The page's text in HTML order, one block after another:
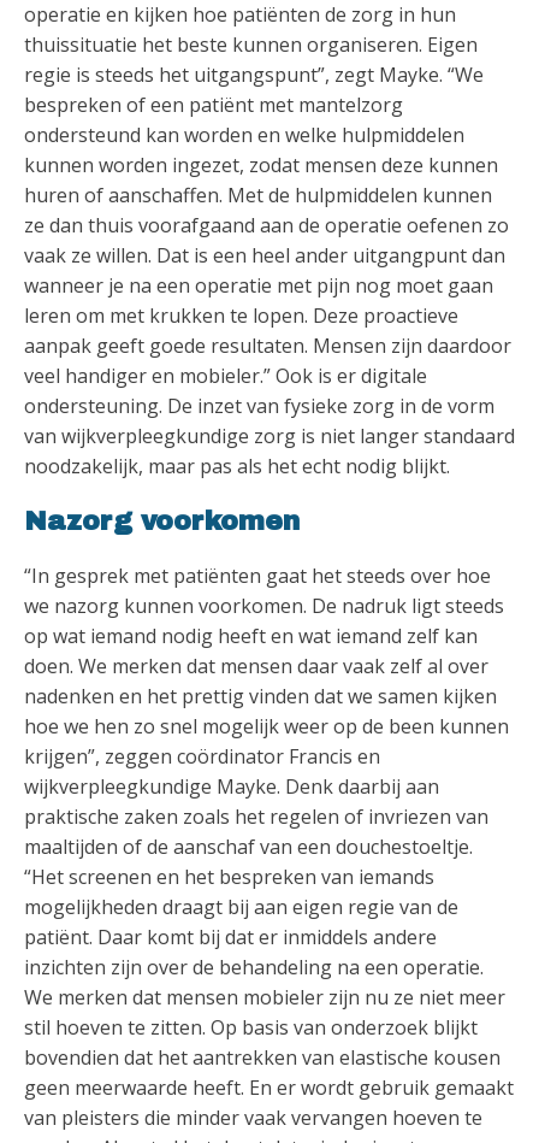
operatie en kijken hoe patiënten de zorg in hun
thuissituatie het beste kunnen organiseren. Eigen
regie is steeds het uitgangspunt”, zegt Mayke. “We
bespreken of een patiënt met mantelzorg
ondersteund kan worden en welke hulpmiddelen
kunnen worden ingezet, zodat mensen deze kunnen
huren of aanschaffen. Met de hulpmiddelen kunnen
ze dan thuis voorafgaand aan de operatie oefenen zo
vaak ze willen. Dat is een heel ander uitgangpunt dan
wanneer je na een operatie met pijn nog moet gaan
leren om met krukken te lopen. Deze proactieve
aanpak geeft goede resultaten. Mensen zijn daardoor
veel handiger en mobieler.” Ook is er digitale
ondersteuning. De inzet van fysieke zorg in de vorm
van wijkverpleegkundige zorg is niet langer standaard
noodzakelijk, maar pas als het echt nodig blijkt.
Nazorg voorkomen
“In gesprek met patiënten gaat het steeds over hoe
we nazorg kunnen voorkomen. De nadruk ligt steeds
op wat iemand nodig heeft en wat iemand zelf kan
doen. We merken dat mensen daar vaak zelf al over
nadenken en het prettig vinden dat we samen kijken
hoe we hen zo snel mogelijk weer op de been kunnen
krijgen”, zeggen coördinator Francis en
wijkverpleegkundige Mayke. Denk daarbij aan
praktische zaken zoals het regelen of invriezen van
maaltijden of de aanschaf van een douchestoeltje.
“Het screenen en het bespreken van iemands
mogelijkheden draagt bij aan eigen regie van de
patiënt. Daar komt bij dat er inmiddels andere
inzichten zijn over de behandeling na een operatie.
We merken dat mensen mobieler zijn nu ze niet meer
stil hoeven te zitten. Op basis van onderzoek blijkt
bovendien dat het aantrekken van elastische kousen
geen meerwaarde heeft. En er wordt gebruik gemaakt
van pleisters die minder vaak vervangen hoeven te